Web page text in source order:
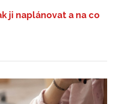
ji naplánovat a na co